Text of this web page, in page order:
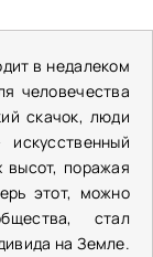
в недалеком
человечества
скачок, люди
высот, поражая
этот, можно
стал
на Земле.